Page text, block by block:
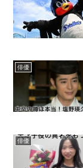
俳優
俳優